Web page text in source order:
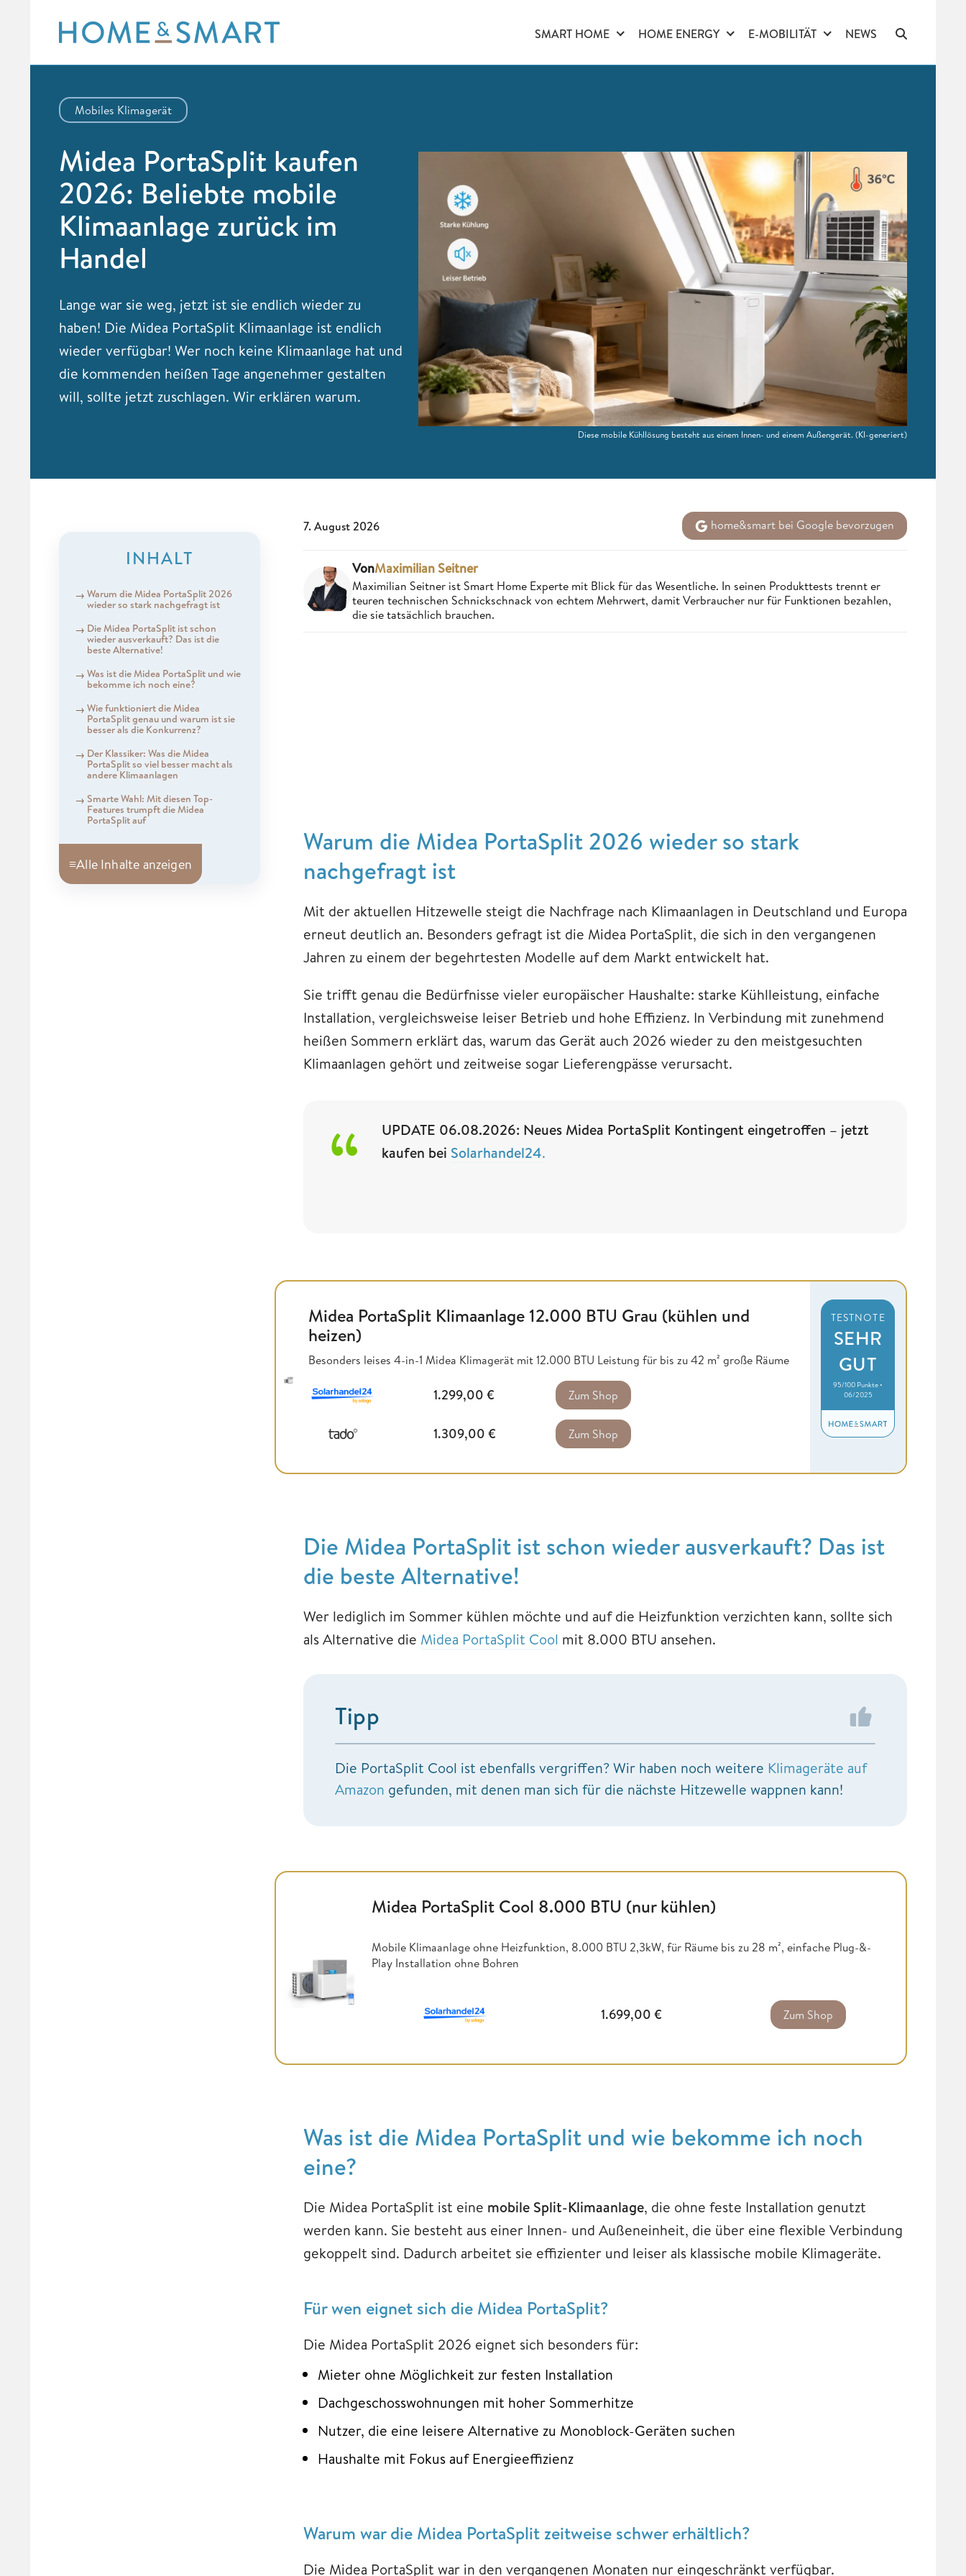
content
SMART HOME HOME ENERGY E-MOBILITÄT NEWS
Mobiles Klimagerät
Midea PortaSplit kaufen
2026: Beliebte mobile
Klimaanlage zurück im
Handel
Lange war sie weg, jetzt ist sie endlich wieder zu
haben! Die Midea PortaSplit Klimaanlage ist endlich
wieder verfügbar! Wer noch keine Klimaanlage hat und
die kommenden heißen Tage angenehmer gestalten
will, sollte jetzt zuschlagen. Wir erklären warum.
Diese mobile Kühllösung besteht aus einem Innen- und einem Außengerät.(KI-generiert)
INHALT
Warum die Midea PortaSplit 2026
wieder so stark nachgefragt ist
Die Midea PortaSplit ist schon
wieder ausverkauft? Das ist die
beste Alternative!
Was ist die Midea PortaSplit und wie
bekomme ich noch eine?
Wie funktioniert die Midea
PortaSplit genau und warum ist sie
besser als die Konkurrenz?
Der Klassiker: Was die Midea
PortaSplit so viel besser macht als
andere Klimaanlagen
Smarte Wahl: Mit diesen Top-
Features trumpft die Midea
PortaSplit auf
≡Alle Inhalte anzeigen
7. August 2026 home&smart bei Google bevorzugen
VonMaximilian Seitner
Maximilian Seitner ist Smart Home Experte mit Blick für das Wesentliche. In seinen Produkttests trennt er
teuren technischen Schnickschnack von echtem Mehrwert, damit Verbraucher nur für Funktionen bezahlen,
die sie tatsächlich brauchen.
Warum die Midea PortaSplit 2026 wieder so stark
nachgefragt ist
Mit der aktuellen Hitzewelle steigt die Nachfrage nach Klimaanlagen in Deutschland und Europa
erneut deutlich an. Besonders gefragt ist die Midea PortaSplit, die sich in den vergangenen
Jahren zu einem der begehrtesten Modelle auf dem Markt entwickelt hat.
Sie trifft genau die Bedürfnisse vieler europäischer Haushalte: starke Kühlleistung, einfache
Installation, vergleichsweise leiser Betrieb und hohe Effizienz. In Verbindung mit zunehmend
heißen Sommern erklärt das, warum das Gerät auch 2026 wieder zu den meistgesuchten
Klimaanlagen gehört und zeitweise sogar Lieferengpässe verursacht.
UPDATE 06.08.2026: Neues Midea PortaSplit Kontingent eingetroffen – jetzt
kaufen bei Solarhandel24.
Midea PortaSplit Klimaanlage 12.000 BTU Grau (kühlen und
heizen)
Besonders leises 4-in-1 Midea Klimagerät mit 12.000 BTU Leistung für bis zu 42 m² große Räume
1.299,00 € Zum Shop
1.309,00 € Zum Shop
TESTNOTE
SEHR
GUT
95/100 Punkte •
06/2025
Die Midea PortaSplit ist schon wieder ausverkauft? Das ist
die beste Alternative!
Wer lediglich im Sommer kühlen möchte und auf die Heizfunktion verzichten kann, sollte sich
als Alternative die Midea PortaSplit Cool mit 8.000 BTU ansehen.
Tipp
Die PortaSplit Cool ist ebenfalls vergriffen? Wir haben noch weitere Klimageräte auf
Amazon gefunden, mit denen man sich für die nächste Hitzewelle wappnen kann!
Midea PortaSplit Cool 8.000 BTU (nur kühlen)
Mobile Klimaanlage ohne Heizfunktion, 8.000 BTU 2,3kW, für Räume bis zu 28 m², einfache Plug-&-
Play Installation ohne Bohren
1.699,00 € Zum Shop
Was ist die Midea PortaSplit und wie bekomme ich noch
eine?
Die Midea PortaSplit ist eine mobile Split-Klimaanlage, die ohne feste Installation genutzt
werden kann. Sie besteht aus einer Innen- und Außeneinheit, die über eine flexible Verbindung
gekoppelt sind. Dadurch arbeitet sie effizienter und leiser als klassische mobile Klimageräte.
Für wen eignet sich die Midea PortaSplit?
Die Midea PortaSplit 2026 eignet sich besonders für:
Mieter ohne Möglichkeit zur festen Installation
Dachgeschosswohnungen mit hoher Sommerhitze
Nutzer, die eine leisere Alternative zu Monoblock-Geräten suchen
Haushalte mit Fokus auf Energieeffizienz
Warum war die Midea PortaSplit zeitweise schwer erhältlich?
Die Midea PortaSplit war in den vergangenen Monaten nur eingeschränkt verfügbar.